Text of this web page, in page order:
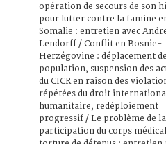
opération de secours de son
pour lutter contre la famine
Somalie : entretien avec
Lendorff / Conflit en Bosnie-
Herzégovine : déplacement
population, suspension des
du CICR en raison des
répétées du droit
humanitaire, redéploiement
progressif / Le problème de la
participation du corps